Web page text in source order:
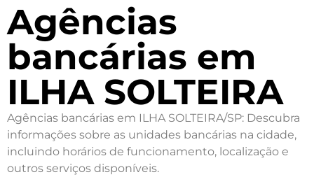
Agências
bancárias em
ILHA SOLTEIRA
Agências bancárias em ILHA SOLTEIRA/SP: Descubra
informações sobre as unidades bancárias na cidade,
incluindo horários de funcionamento, localização e
outros serviços disponíveis.